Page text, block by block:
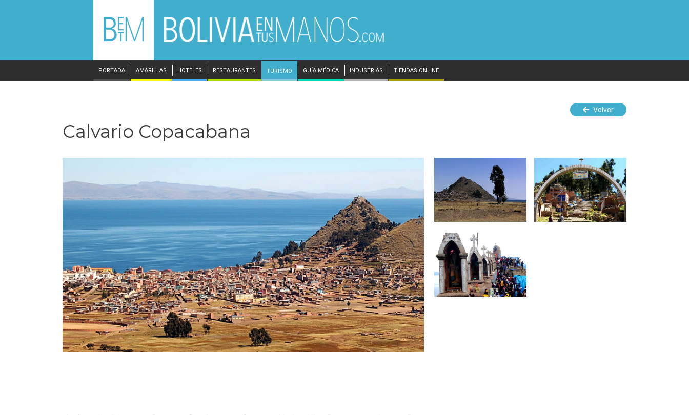
PORTADA AMARILLAS HOTELES RESTAURANTES TURISMO GUÍA MÉDICA INDUSTRIAS TIENDAS ONLINE
Volver
Calvario Copacabana